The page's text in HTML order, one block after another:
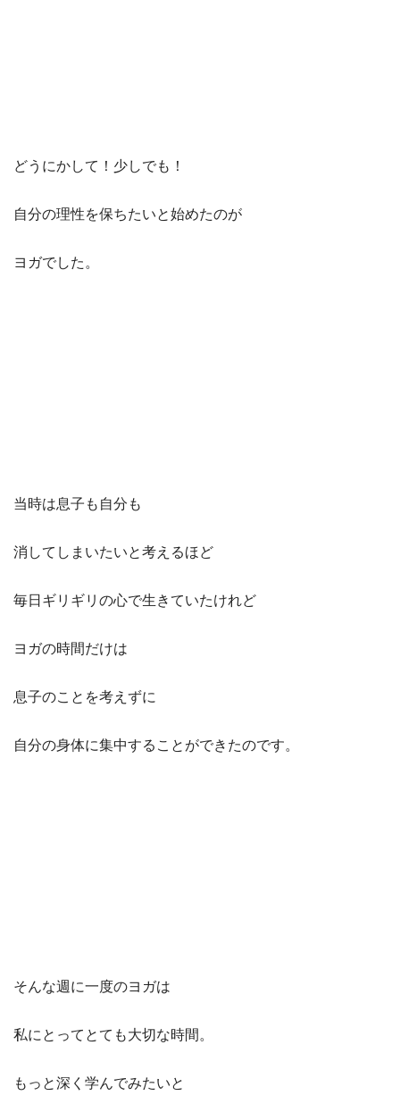
どうにかして！少しでも！
自分の理性を保ちたいと始めたのが
ヨガでした。
当時は息子も自分も
消してしまいたいと考えるほど
毎日ギリギリの心で生きていたけれど
ヨガの時間だけは
息子のことを考えずに
自分の身体に集中することができたのです。
そんな週に一度のヨガは
私にとってとても大切な時間。
もっと深く学んでみたいと